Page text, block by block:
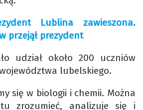
Lublina zawieszona.
przejął prezydent
udział około 200 uczniów
lubelskiego.
się w biologii i chemii. Można
zrozumieć, analizuje się i